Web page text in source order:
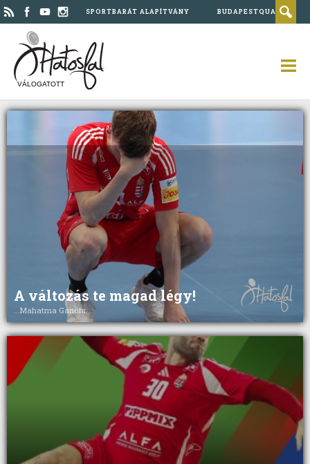
SPORTBARÁT ALAPÍTVÁNY BUDAPESTQUAD
VÁLOGATOTT
A változás te magad légy!
...Mahatma Gandhi...